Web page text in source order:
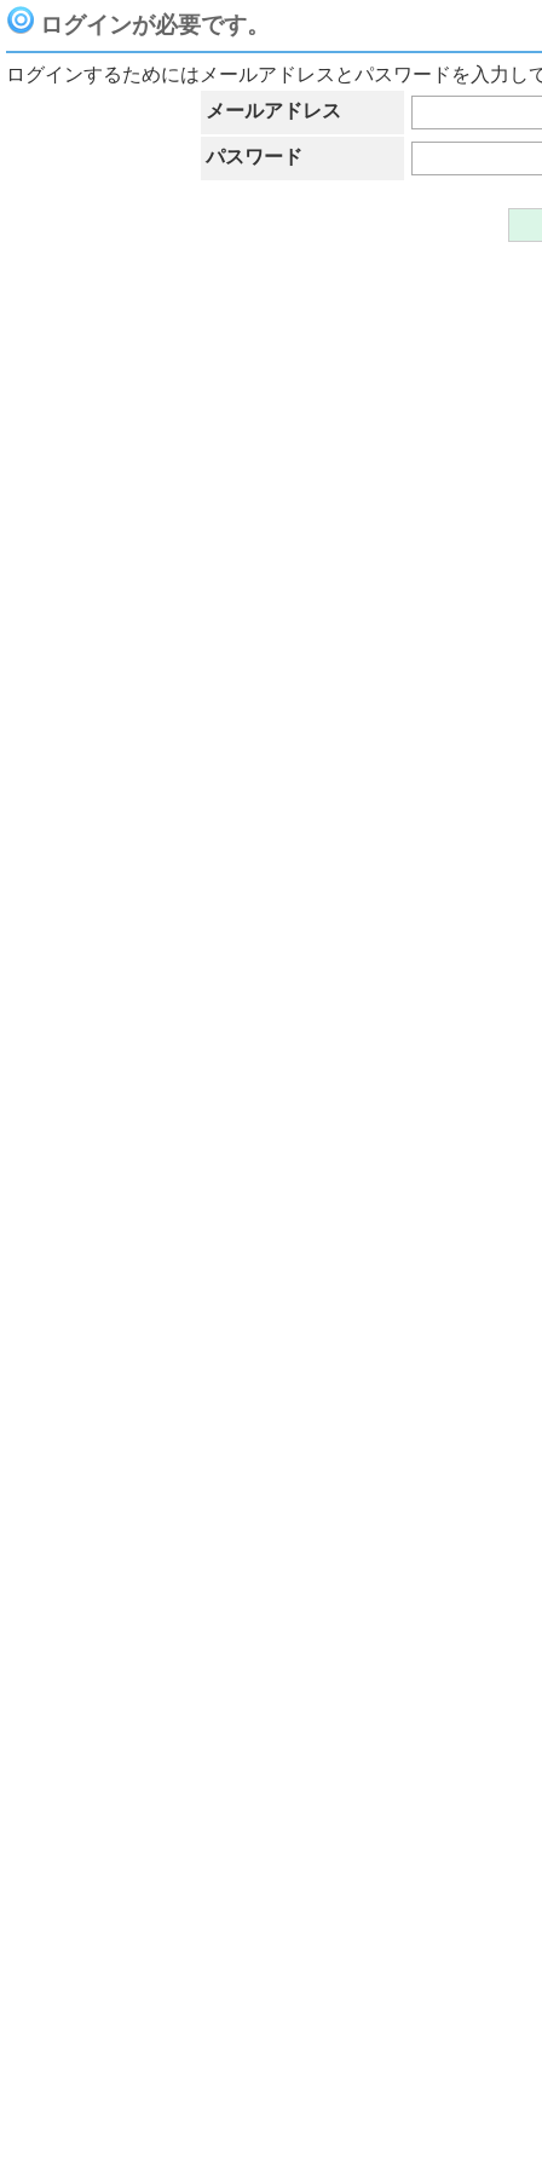
ログインが必要です。
ログインするためにはメールアドレスとパスワードを入力し
メールアドレス
パスワード